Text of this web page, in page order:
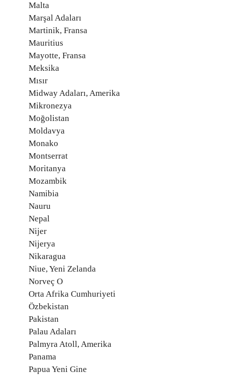
Malta
Marşal Adaları
Martinik, Fransa
Mauritius
Mayotte, Fransa
Meksika
Mısır
Midway Adaları, Amerika
Mikronezya
Moğolistan
Moldavya
Monako
Montserrat
Moritanya
Mozambik
Namibia
Nauru
Nepal
Nijer
Nijerya
Nikaragua
Niue, Yeni Zelanda
Norveç O
Orta Afrika Cumhuriyeti
Özbekistan
Pakistan
Palau Adaları
Palmyra Atoll, Amerika
Panama
Papua Yeni Gine